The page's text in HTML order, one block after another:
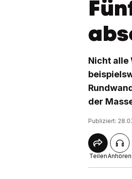
Nicht alle
der
Publiziert:
TeilenAnhören